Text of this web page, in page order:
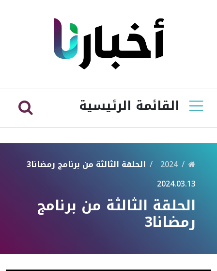
القائمة الرئيسية
2024
الحلقة الثالثة من برنامج رمضانا3
2024.03.13
الحلقة الثالثة من برنامج
رمضانا3